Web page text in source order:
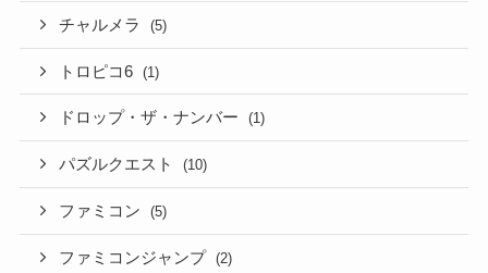
チャルメラ (5)
トロピコ6 (1)
ドロップ・ザ・ナンバー (1)
パズルクエスト (10)
ファミコン (5)
ファミコンジャンプ (2)